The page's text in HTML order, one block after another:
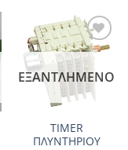
Add to
wishlist
ΕΞΑΝΤΛΗΜΈΝΟ
TIMER
ΠΛΥΝΤΗΡΙΟΥ